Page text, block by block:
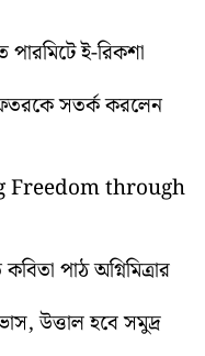
পারমিটে ই-রিকশা
দফতরকে সতর্ক করলেন
Freedom through
পাঠ অগ্নিমিত্রার
উত্তাল হবে সমুদ্র